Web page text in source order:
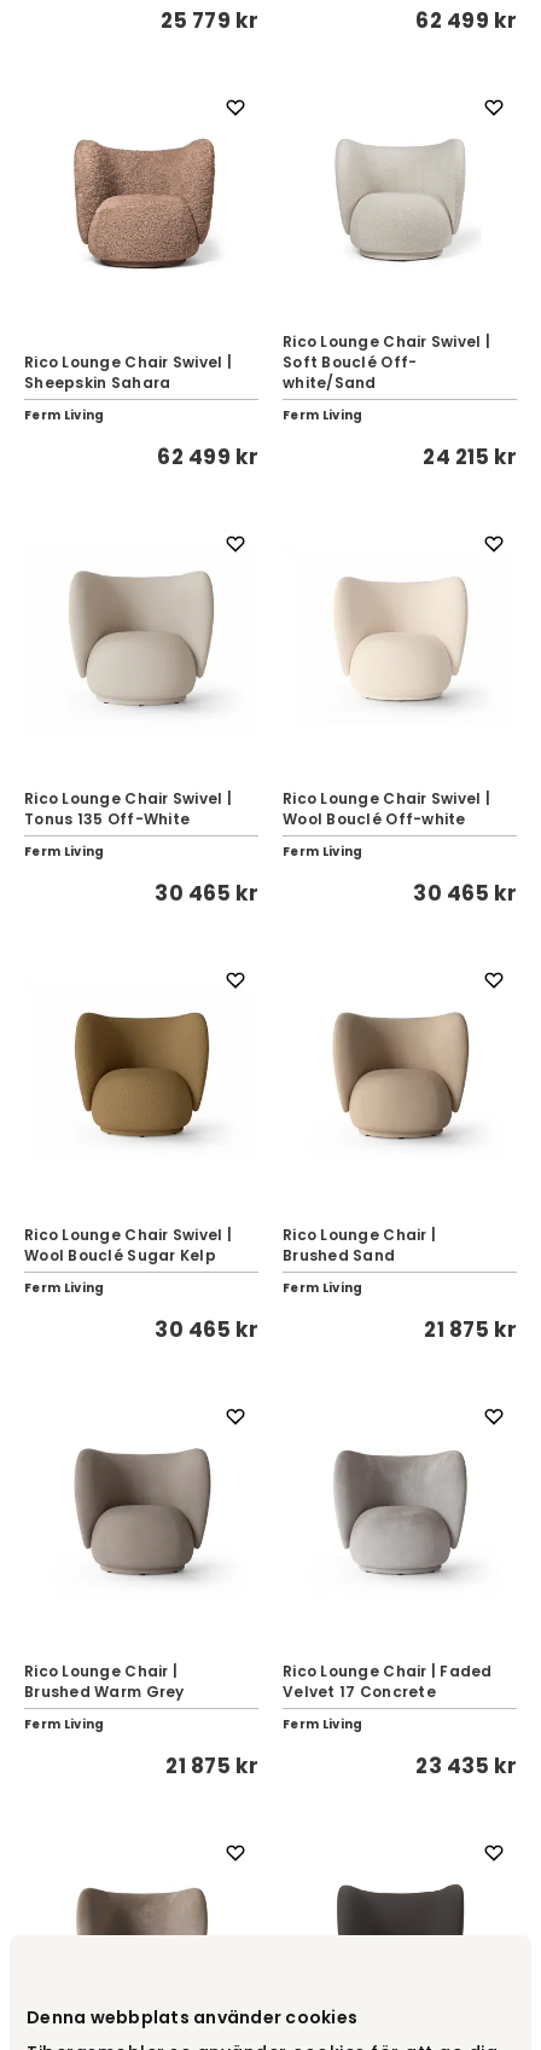
Denna webbplats använder cookies
25 779 kr 62 499 kr
Rico Lounge Chair Swivel |
Sheepskin Sahara
Ferm Living
62 499 kr
Rico Lounge Chair Swivel |
Soft Bouclé Off-
white/Sand
Ferm Living
24 215 kr
Rico Lounge Chair Swivel |
Tonus 135 Off-White
Ferm Living
30 465 kr
Rico Lounge Chair Swivel |
Wool Bouclé Off-white
Ferm Living
30 465 kr
Rico Lounge Chair Swivel |
Wool Bouclé Sugar Kelp
Ferm Living
30 465 kr
Rico Lounge Chair |
Brushed Sand
Ferm Living
21 875 kr
Rico Lounge Chair |
Brushed Warm Grey
Ferm Living
21 875 kr
Rico Lounge Chair | Faded
Velvet 17 Concrete
Ferm Living
23 435 kr